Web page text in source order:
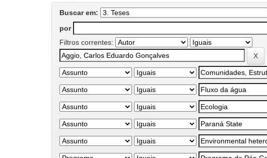
Buscar em:
por
Filtros correntes: